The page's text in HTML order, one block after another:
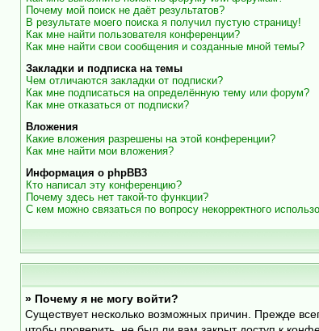
Почему мой поиск не даёт результатов?
В результате моего поиска я получил пустую страницу!
Как мне найти пользователя конференции?
Как мне найти свои сообщения и созданные мной темы?
Закладки и подписка на темы
Чем отличаются закладки от подписки?
Как мне подписаться на определённую тему или форум?
Как мне отказаться от подписки?
Вложения
Какие вложения разрешены на этой конференции?
Как мне найти мои вложения?
Информация о phpBB3
Кто написал эту конференцию?
Почему здесь нет такой-то функции?
С кем можно связаться по вопросу некорректного
» Почему я не могу войти?
Существует несколько возможных причин. Прежде